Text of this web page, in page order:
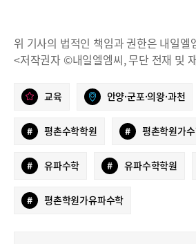
위 기사의 법적인 책임과 권한은 내일엘
<저작권자 ©내일엘엠씨, 무단 전재 및
교육 안양·군포·의왕·과천
# 평촌수학학원 # 평촌학원가
# 유파수학 # 유파수학학원
# 평촌학원가유파수학